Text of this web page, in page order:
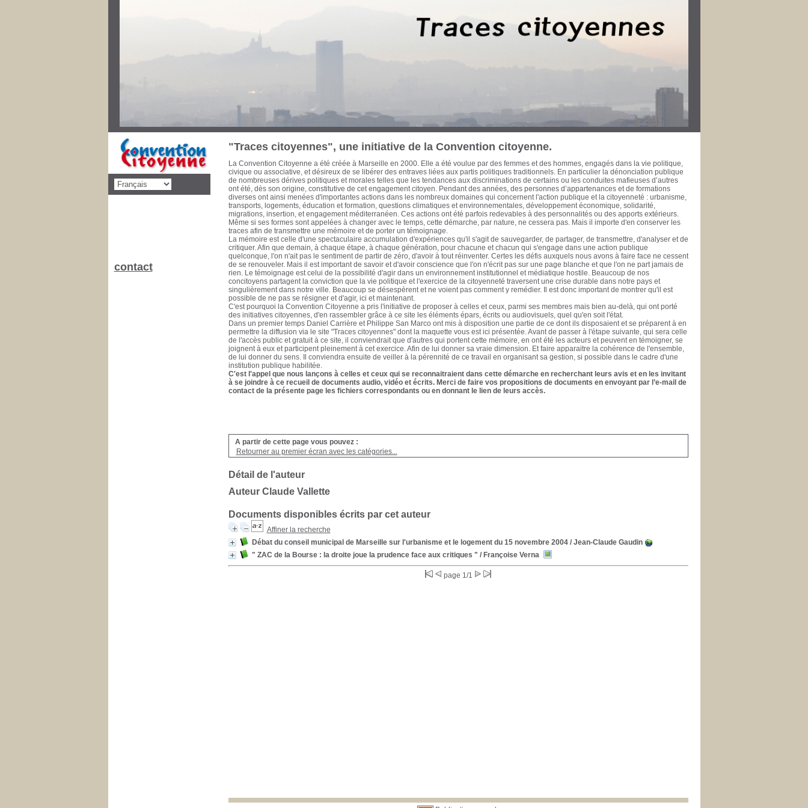
décolonisation et d’une économie mondialisée. Habitat, urbanisme, transports, formation professionnelle, développement économique et
social, éducation et culture, ont ainsi fait l’objet de réflexions, de propositions et d’actions à l’échelle métropolitaine et méditerranéenne. La
dimension politique de ces engagements a été diverse, de nature électorale ou pas. Avant que l’épreuve du temps ne fasse à jamais
disparaître leurs traces, il est apparu urgent d'en collecter la mémoire écrite et audiovisuelle et de la rendre accessible à ceux qui se
pencheront sur notre passé récent pour ouvrir de nouvelles pistes à l'action citoyenne. Cette base de données est une initiative de la
Convention Citoyenne. Sont actuellement proposés au chercheur, historien, politologue, cinéaste, ou simple citoyen, des documents publics
de la Communauté Urbaine Marseille-Provence-Métropole - Elu de Marseille de 1983 à aujourd’hui Député des Bouches du Rhône de 1981
à 1993 Conseiller régional de la Région Provence-Alpes-Côte d’Azur de 1981 à 1986 Secrétaire général de la Ville de Marseille de 1978 à
1981 Il est également, auteur, essayiste et enseignant
A partir de cette page vous pouvez :
Retourner au premier écran avec les catégories...
Détail de l'auteur
Auteur Claude Vallette
Documents disponibles écrits par cet auteur
Affiner la recherche
Débat du conseil municipal de Marseille sur l'urbanisme et le logement du 15 novembre 2004/ Jean-Claude Gaudin
" ZAC de la Bourse : la droite joue la prudence face aux critiques " / Françoise Verna
page 1/1
"Traces citoyennes", une initiative de la Convention citoyenne.
La Convention Citoyenne a été créée à Marseille en 2000. Elle a été voulue par des femmes et des hommes, engagés dans la vie politique,
civique ou associative, et désireux de se libérer des entraves liées aux partis politiques traditionnels. En particulier la dénonciation publique
de nombreuses dérives politiques et morales telles que les tendances aux discriminations de certains ou les conduites mafieuses d’autres
ont été, dès son origine, constitutive de cet engagement citoyen. Pendant des années, des personnes d’appartenances et de formations
diverses ont ainsi menées d'importantes actions dans les nombreux domaines qui concernent l'action publique et la citoyenneté : urbanisme,
transports, logements, éducation et formation, questions climatiques et environnementales, développement économique, solidarité,
migrations, insertion, et engagement méditerranéen. Ces actions ont été parfois redevables à des personnalités ou des apports extérieurs.
Même si ses formes sont appelées à changer avec le temps, cette démarche, par nature, ne cessera pas. Mais il importe d'en conserver les
traces afin de transmettre une mémoire et de porter un témoignage.
La mémoire est celle d'une spectaculaire accumulation d'expériences qu'il s'agit de sauvegarder, de partager, de transmettre, d'analyser et de
critiquer. Afin que demain, à chaque étape, à chaque génération, pour chacune et chacun qui s'engage dans une action publique
quelconque, l'on n'ait pas le sentiment de partir de zéro, d'avoir à tout réinventer. Certes les défis auxquels nous avons à faire face ne cessent
de se renouveler. Mais il est important de savoir et d'avoir conscience que l'on n'écrit pas sur une page blanche et que l'on ne part jamais de
rien. Le témoignage est celui de la possibilité d'agir dans un environnement institutionnel et médiatique hostile. Beaucoup de nos
concitoyens partagent la conviction que la vie politique et l'exercice de la citoyenneté traversent une crise durable dans notre pays et
singulièrement dans notre ville. Beaucoup se désespèrent et ne voient pas comment y remédier. Il est donc important de montrer qu'il est
possible de ne pas se résigner et d'agir, ici et maintenant.
C'est pourquoi la Convention Citoyenne a pris l'initiative de proposer à celles et ceux, parmi ses membres mais bien au-delà, qui ont porté
des initiatives citoyennes, d'en rassembler grâce à ce site les éléments épars, écrits ou audiovisuels, quel qu'en soit l'état.
Dans un premier temps Daniel Carrière et Philippe San Marco ont mis à disposition une partie de ce dont ils disposaient et se préparent à en
permettre la diffusion via le site "Traces citoyennes" dont la maquette vous est ici présentée. Avant de passer à l'étape suivante, qui sera celle
de l'accès public et gratuit à ce site, il conviendrait que d'autres qui portent cette mémoire, en ont été les acteurs et peuvent en témoigner, se
joignent à eux et participent pleinement à cet exercice. Afin de lui donner sa vraie dimension. Et faire apparaitre la cohérence de l'ensemble,
de lui donner du sens. Il conviendra ensuite de veiller à la pérennité de ce travail en organisant sa gestion, si possible dans le cadre d'une
institution publique habilitée.
C'est l'appel que nous lançons à celles et ceux qui se reconnaitraient dans cette démarche en recherchant leurs avis et en les invitant
à se joindre à ce recueil de documents audio, vidéo et écrits. Merci de faire vos propositions de documents en envoyant par l’e-mail de
contact de la présente page les fichiers correspondants ou en donnant le lien de leurs accès.